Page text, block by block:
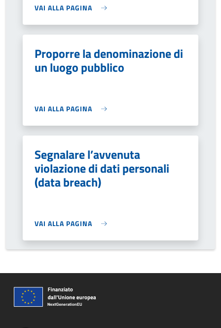
VAI ALLA PAGINA
Proporre la denominazione di
un luogo pubblico
VAI ALLA PAGINA
Segnalare l’avvenuta
violazione di dati personali
(data breach)
VAI ALLA PAGINA